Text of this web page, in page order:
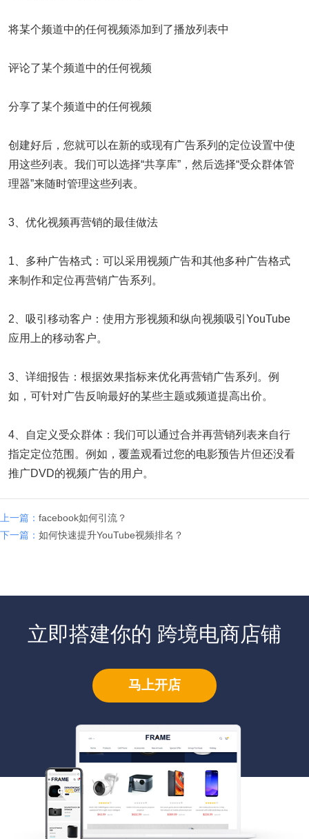
将某个频道中的任何视频添加到了播放列表中
评论了某个频道中的任何视频
分享了某个频道中的任何视频
创建好后，您就可以在新的或现有广告系列的定位设置中使
用这些列表。我们可以选择“共享库”，然后选择“受众群体管
理器”来随时管理这些列表。
3、优化视频再营销的最佳做法
1、多种广告格式：可以采用视频广告和其他多种广告格式
来制作和定位再营销广告系列。
2、吸引移动客户：使用方形视频和纵向视频吸引YouTube
应用上的移动客户。
3、详细报告：根据效果指标来优化再营销广告系列。例
如，可针对广告反响最好的某些主题或频道提高出价。
4、自定义受众群体：我们可以通过合并再营销列表来自行
指定定位范围。例如，覆盖观看过您的电影预告片但还没看
推广DVD的视频广告的用户。
上一篇： facebook如何引流？
下一篇： 如何快速提升YouTube视频排名？
立即搭建你的 跨境电商店铺
马上开店